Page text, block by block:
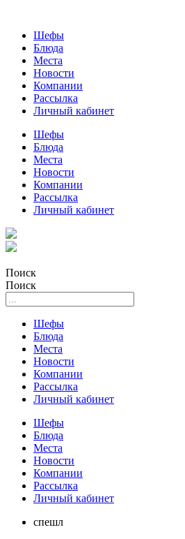
Шефы
Блюда
Места
Новости
Компании
Рассылка
Личный кабинет
Шефы
Блюда
Места
Новости
Компании
Рассылка
Личный кабинет
Поиск
Поиск
Шефы
Блюда
Места
Новости
Компании
Рассылка
Личный кабинет
Шефы
Блюда
Места
Новости
Компании
Рассылка
Личный кабинет
спешл